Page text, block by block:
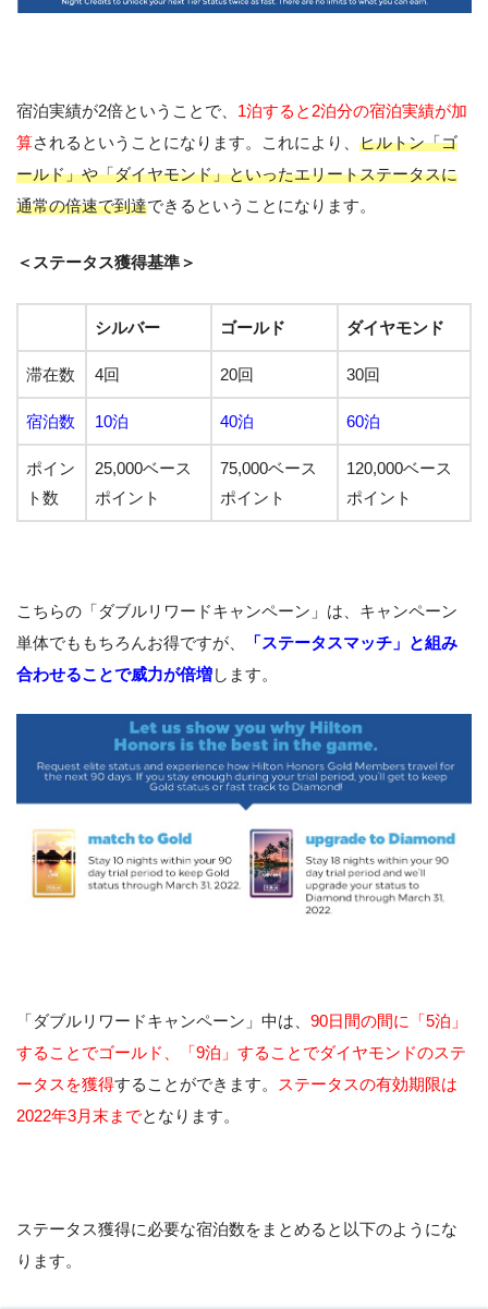
宿泊実績が2倍ということで、 1泊すると2泊分の宿泊実績が加
算されるということになります。これにより、 ヒルトン「ゴ
ールド」や「ダイヤモンド」といったエリートステータスに
通常の倍速で到達できるということになります。
＜ステータス獲得基準＞
シルバー ゴールド ダイヤモンド
滞在数 4回 20回 30回
宿泊数 10泊 40泊 60泊
ポイン
ト数
25,000ベース
ポイント
75,000ベース
ポイント
120,000ベース
ポイント
こちらの「ダブルリワードキャンペーン」は、キャンペーン
単体でももちろんお得ですが、
「ステータスマッチ」と組み
合わせることで威力が倍増します。
「ダブルリワードキャンペーン」中は、 90日間の間に「5泊」
することでゴールド、「9泊」することでダイヤモンドのステ
ータスを獲得することができます。
ステータスの有効期限は
2022年3月末までとなります。
ステータス獲得に必要な宿泊数をまとめると以下のようにな
ります。